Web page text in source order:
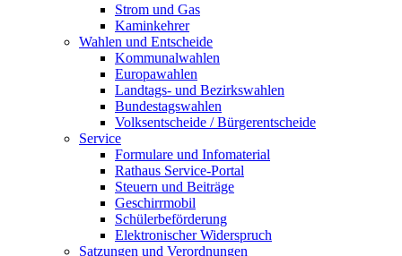
Strom und Gas
Kaminkehrer
Wahlen und Entscheide
Kommunalwahlen
Europawahlen
Landtags- und Bezirkswahlen
Bundestagswahlen
Volksentscheide / Bürgerentscheide
Service
Formulare und Infomaterial
Rathaus Service-Portal
Steuern und Beiträge
Geschirrmobil
Schülerbeförderung
Elektronischer Widerspruch
Satzungen und Verordnungen